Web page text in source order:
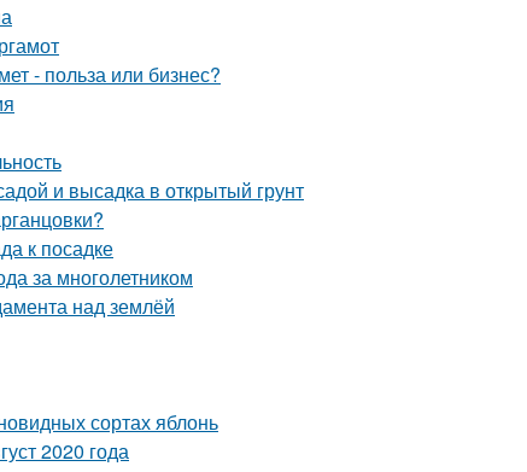
- польза или бизнес?
и высадка в открытый грунт
к посадке
за многолетником
над землёй
сортах яблонь
2020 года